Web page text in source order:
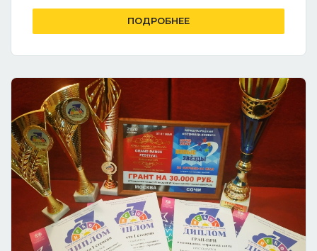
ПОДРОБНЕЕ